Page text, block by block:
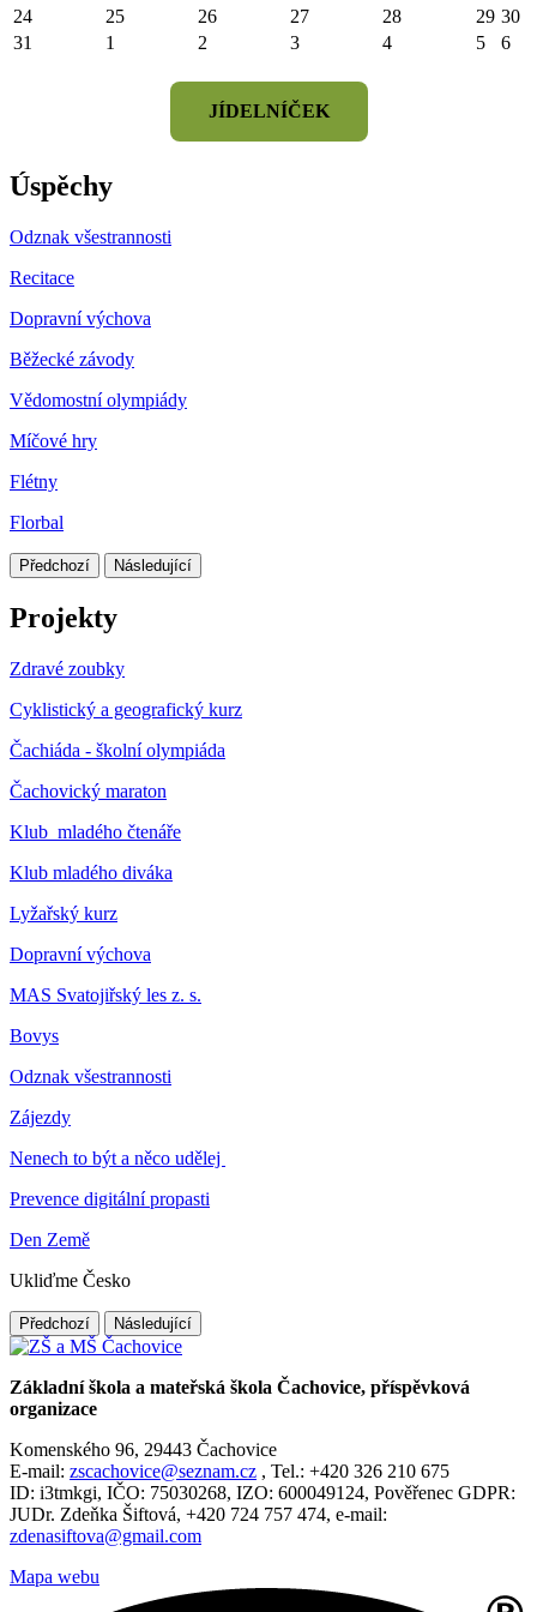
24
25 26 27 28 29 30
31
1 2 3 4 5 6
JÍDELNÍČEK
Úspěchy
Odznak všestrannosti
Recitace
Dopravní výchova
Běžecké závody
Vědomostní olympiády
Míčové hry
Flétny
Florbal
Předchozí Následující
Projekty
Zdravé zoubky
Cyklistický a geografický kurz
Čachiáda - školní olympiáda
Čachovický maraton
Klub mladého čtenáře
Klub mladého diváka
Lyžařský kurz
Dopravní výchova
MAS Svatojiřský les z. s.
Bovys
Odznak všestrannosti
Zájezdy
Nenech to být a něco udělej
Prevence digitální propasti
Den Země
Ukliďme Česko
Předchozí Následující
Základní škola a mateřská škola Čachovice, příspěvková
organizace
Komenského 96, 29443 Čachovice
E-mail: zscachovice@seznam.cz , Tel.: +420 326 210 675
ID: i3tmkgi, IČO: 75030268, IZO: 600049124, Pověřenec GDPR:
JUDr. Zdeňka Šiftová, +420 724 757 474, e-mail:
zdenasiftova@gmail.com
Mapa webu